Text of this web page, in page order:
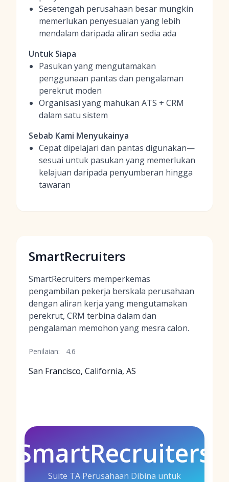
Sesetengah perusahaan besar mungkin
memerlukan penyesuaian yang lebih
mendalam daripada aliran sedia ada
Untuk Siapa
Pasukan yang mengutamakan
penggunaan pantas dan pengalaman
perekrut moden
Organisasi yang mahukan ATS + CRM
dalam satu sistem
Sebab Kami Menyukainya
Cepat dipelajari dan pantas digunakan—
sesuai untuk pasukan yang memerlukan
kelajuan daripada penyumberan hingga
tawaran
SmartRecruiters
SmartRecruiters memperkemas
pengambilan pekerja berskala perusahaan
dengan aliran kerja yang mengutamakan
perekrut, CRM terbina dalam dan
pengalaman memohon yang mesra calon.
Penilaian: 4.6
San Francisco, California, AS
SmartRecruiters
Suite TA Perusahaan Dibina untuk